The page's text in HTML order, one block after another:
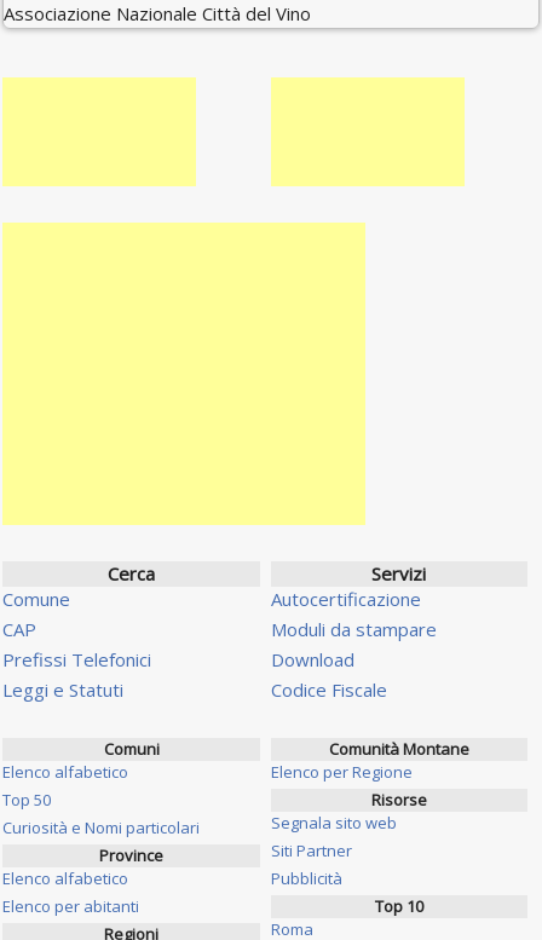
Associazione Nazionale Città del Vino
Cerca
Comune
CAP
Prefissi Telefonici
Leggi e Statuti
Servizi
Autocertificazione
Moduli da stampare
Download
Codice Fiscale
Comuni
Elenco alfabetico
Top 50
Curiosità e Nomi particolari
Province
Elenco alfabetico
Elenco per abitanti
Regioni
Comunità Montane
Elenco per Regione
Risorse
Segnala sito web
Siti Partner
Pubblicità
Top 10
Roma